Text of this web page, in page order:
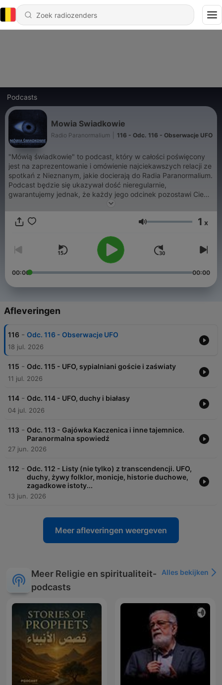
Podcasts
Mowia Swiadkowie
Radio Paranormalium 116 - Odc. 116 - Obserwacje UFO
"Mówią świadkowie" to podcast, który w całości poświęcony
jest na zaprezentowanie i omówienie najciekawszych relacji ze
spotkań z Nieznanym, jakie docierają do Radia Paranormalium.
Podcast będzie się ukazywał dość nieregularnie,
gwarantujemy jednak, że każdy jego odcinek pozostawi Ciebie
Drogi Słuchaczu i Ciebie Droga Słuchaczko z mnóstwem pytań
Volume 1 x
00:00 00:00
Afleveringen
116 - Odc. 116 - Obserwacje UFO
18 jul. 2026
115 - Odc. 115 - UFO, sypialniani goście i zaświaty
11 jul. 2026
114 - Odc. 114 - UFO, duchy i białasy
04 jul. 2026
113 - Odc. 113 - Gajówka Kaczenica i inne tajemnice.
Paranormalna spowiedź
27 jun. 2026
112 - Odc. 112 - Listy (nie tylko) z transcendencji. UFO,
duchy, żywy folklor, monicje, historie duchowe,
zagadkowe istoty...
13 jun. 2026
Meer afleveringen weergeven
Meer Religie en spiritualiteit-
podcasts
Alles bekijken